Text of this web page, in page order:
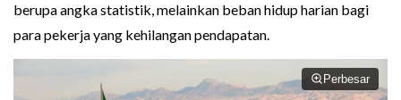
berupa angka statistik, melainkan beban hidup harian bagi
para pekerja yang kehilangan pendapatan.
Perbesar